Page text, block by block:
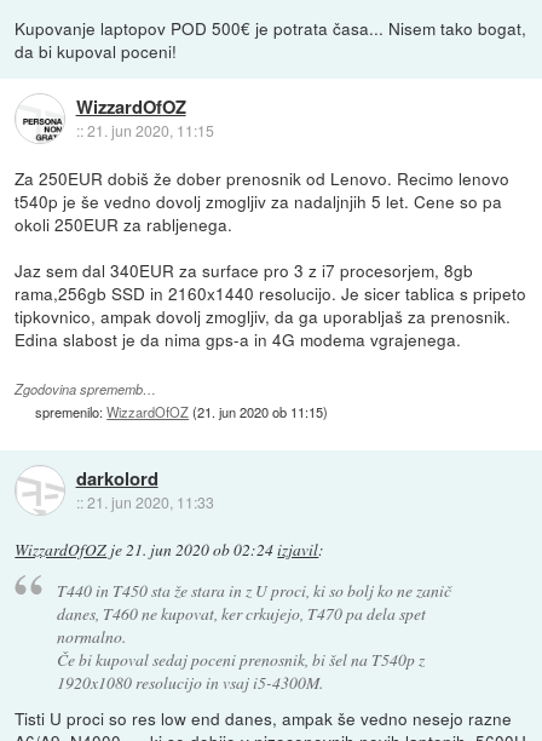
Kupovanje laptopov POD 500€ je potrata časa... Nisem tako bogat,
da bi kupoval poceni!
WizzardOfOZ
::21. jun 2020, 11:15
Za 250EUR dobiš že dober prenosnik od Lenovo. Recimo lenovo
t540p je še vedno dovolj zmogljiv za nadaljnjih 5 let. Cene so pa
okoli 250EUR za rabljenega.
Jaz sem dal 340EUR za surface pro 3 z i7 procesorjem, 8gb
rama,256gb SSD in 2160x1440 resolucijo. Je sicer tablica s pripeto
tipkovnico, ampak dovolj zmogljiv, da ga uporabljaš za prenosnik.
Edina slabost je da nima gps-a in 4G modema vgrajenega.
Zgodovina sprememb…
spremenilo:WizzardOfOZ(21. jun 2020 ob 11:15)
darkolord
::21. jun 2020, 11:33
WizzardOfOZ je21. jun 2020 ob 02:24izjavil:
T440 in T450 sta že stara in z U proci, ki so bolj ko ne zanič
danes, T460 ne kupovat, ker crkujejo, T470 pa dela spet
normalno.
Če bi kupoval sedaj poceni prenosnik, bi šel na T540p z
1920x1080 resolucijo in vsaj i5-4300M.
Tisti U proci so res low end danes, ampak še vedno nesejo razne